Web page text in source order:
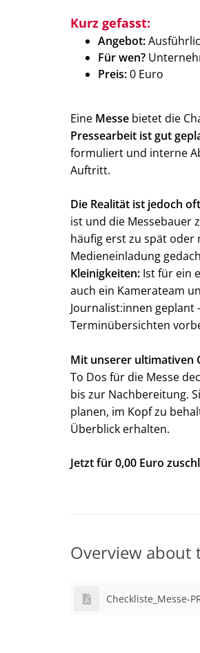
Kurz gefasst:
Angebot:
Für wen?
Preis:0 Euro
Eine Messe bietet die
Pressearbeit ist gut
formuliert und interne
Auftritt.
Die Realität ist jedoch
ist und die Messebauer
häufig erst zu spät oder
Medieneinladung
Kleinigkeiten: Ist für ein
auch ein Kamerateam
Journalist:innen geplant
Terminübersichten
Mit unserer ultimativen
To Dos für die Messe
bis zur Nachbereitung.
planen, im Kopf zu
Überblick erhalten.
Jetzt für 0,00 Euro
Overview about
Checkliste_Messe-